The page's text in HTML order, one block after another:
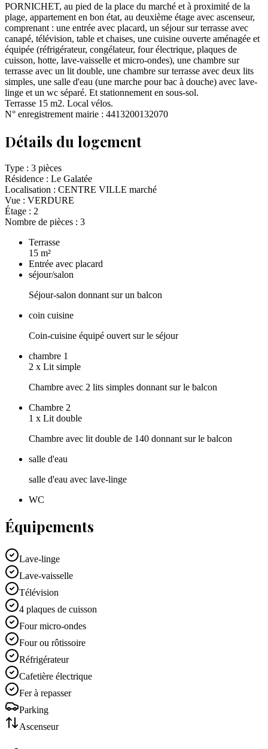
PORNICHET, au pied de la place du marché et à proximité de la
plage, appartement en bon état, au deuxième étage avec ascenseur,
comprenant : une entrée avec placard, un séjour sur terrasse avec
canapé, télévision, table et chaises, une cuisine ouverte aménagée et
équipée (réfrigérateur, congélateur, four électrique, plaques de
cuisson, hotte, lave-vaisselle et micro-ondes), une chambre sur
terrasse avec un lit double, une chambre sur terrasse avec deux lits
simples, une salle d'eau (une marche pour bac à douche) avec lave-
linge et un wc séparé. Et stationnement en sous-sol.
Terrasse 15 m2. Local vélos.
N° enregistrement mairie : 4413200132070
Détails du logement
Type : 3 pièces
Résidence : Le Galatée
Localisation : CENTRE VILLE marché
Vue : VERDURE
Étage : 2
Nombre de pièces : 3
Terrasse
15 m²
Entrée avec placard
séjour/salon
Séjour-salon donnant sur un balcon
coin cuisine
Coin-cuisine équipé ouvert sur le séjour
chambre 1
2 x Lit simple
Chambre avec 2 lits simples donnant sur le balcon
Chambre 2
1 x Lit double
Chambre avec lit double de 140 donnant sur le balcon
salle d'eau
salle d'eau avec lave-linge
WC
Équipements
Lave-linge
Lave-vaisselle
Télévision
4 plaques de cuisson
Four micro-ondes
Four ou rôtissoire
Réfrigérateur
Cafetière électrique
Fer à repasser
Parking
Ascenseur